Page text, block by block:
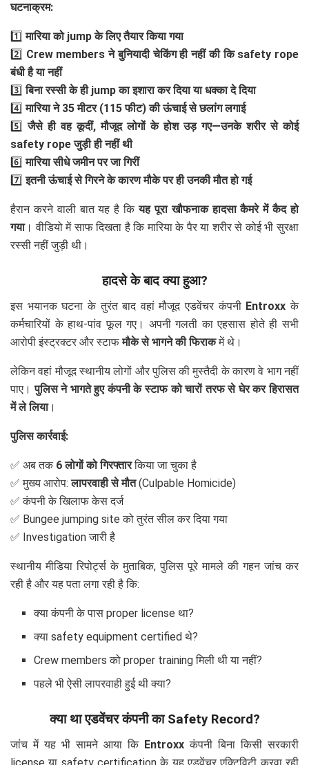
घटनाक्रम:
1️⃣मारिया को jump के लिए तैयार किया गया
2️⃣ Crew members ने बुनियादी चेकिंग ही नहीं की कि safety rope
बंधी है या नहीं
3️⃣बिना रस्सी के ही jump का इशारा कर दिया या धक्का दे दिया
4️⃣मारिया ने 35 मीटर (115 फीट) की ऊंचाई से छलांग लगाई
5️⃣जैसे ही वह कूदीं, मौजूद लोगों के होश उड़ गए—उनके शरीर से कोई
safety rope जुड़ी ही नहीं थी
6️⃣मारिया सीधे जमीन पर जा गिरीं
7️⃣इतनी ऊंचाई से गिरने के कारण मौके पर ही उनकी मौत हो गई
हैरान करने वाली बात यह है कियह पूरा खौफनाक हादसा कैमरे में कैद हो
गया। वीडियो में साफ दिखता है कि मारिया के पैर या शरीर से कोई भी सुरक्षा
रस्सी नहीं जुड़ी थी।
हादसे के बाद क्या हुआ?
इस भयानक घटना के तुरंत बाद वहां मौजूद एडवेंचर कंपनी Entroxx के
कर्मचारियों के हाथ-पांव फूल गए। अपनी गलती का एहसास होते ही सभी
आरोपी इंस्ट्रक्टर और स्टाफमौके से भागने की फिराकमें थे।
लेकिन वहां मौजूद स्थानीय लोगों और पुलिस की मुस्तैदी के कारण वे भाग नहीं
पाए।पुलिस ने भागते हुए कंपनी के स्टाफ को चारों तरफ से घेर कर हिरासत
में ले लिया।
पुलिस कार्रवाई:
✅ अब तक 6 लोगों को गिरफ्तारकिया जा चुका है
✅ मुख्य आरोप:लापरवाही से मौत(Culpable Homicide)
✅ कंपनी के खिलाफ केस दर्ज
✅ Bungee jumping site को तुरंत सील कर दिया गया
✅ Investigation जारी है
स्थानीय मीडिया रिपोर्ट्स के मुताबिक, पुलिस पूरे मामले की गहन जांच कर
रही है और यह पता लगा रही है कि:
क्या कंपनी के पास proper license था?
क्या safety equipment certified थे?
Crew members को proper training मिली थी या नहीं?
पहले भी ऐसी लापरवाही हुई थी क्या?
क्या था एडवेंचर कंपनी का Safety Record?
जांच में यह भी सामने आया कि Entroxx कंपनी बिना किसी सरकारी